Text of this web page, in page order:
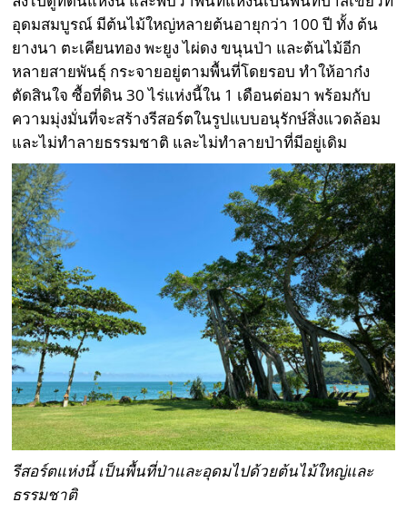
อุดมสมบูรณ์ มีต้นไม้ใหญ่หลายต้นอายุกว่า 100 ปี ทั้ง ต้น
ยางนา ตะเคียนทอง พะยูง ไผ่ดง ขนุนป่า และต้นไม้อีก
หลายสายพันธุ์ กระจายอยู่ตามพื้นที่โดยรอบ ทำให้อาก๋ง
ตัดสินใจ ซื้อที่ดิน 30 ไร่แห่งนี้ใน 1 เดือนต่อมา พร้อมกับ
ความมุ่งมั่นที่จะสร้างรีสอร์ตในรูปแบบอนุรักษ์สิ่งแวดล้อม
และไม่ทำลายธรรมชาติ และไม่ทำลายป่าที่มีอยู่เดิม
รีสอร์ตแห่งนี้ เป็นพื้นที่ป่าและอุดมไปด้วยต้นไม้ใหญ่และ
ธรรมชาติ